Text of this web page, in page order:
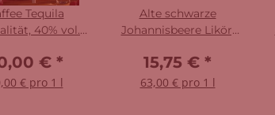
Tequila
40% vol.
€ *
€ pro 1 l
Alte schwarze
Johannisbeere Likör,
15,75 € *
63,00 € pro 1 l